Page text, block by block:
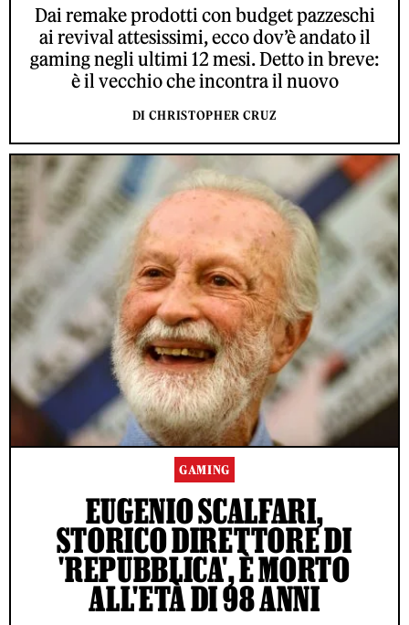
Dai remake prodotti con budget pazzeschi
ai revival attesissimi, ecco dov’è andato il
gaming negli ultimi 12 mesi. Detto in breve:
è il vecchio che incontra il nuovo
DI CHRISTOPHER CRUZ
GAMING
EUGENIO SCALFARI,
STORICO DIRETTORE DI
'REPUBBLICA', È MORTO
ALL'ETÀ DI 98 ANNI